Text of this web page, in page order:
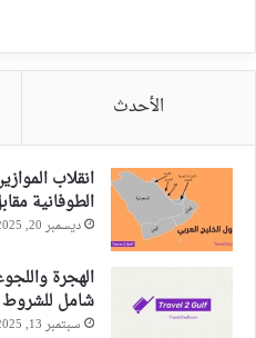
الأحدث
انقلاب
الطوفانية
ديسمبر 20, 2025
شامل للشروط
سبتمبر 13, 2025